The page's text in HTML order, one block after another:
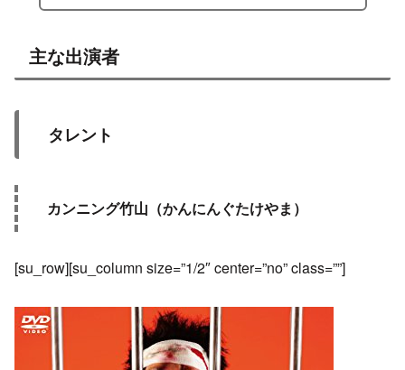
主な出演者
タレント
カンニング竹山（かんにんぐたけやま）
[su_row][su_column size=”1/2″ center=”no” class=””]